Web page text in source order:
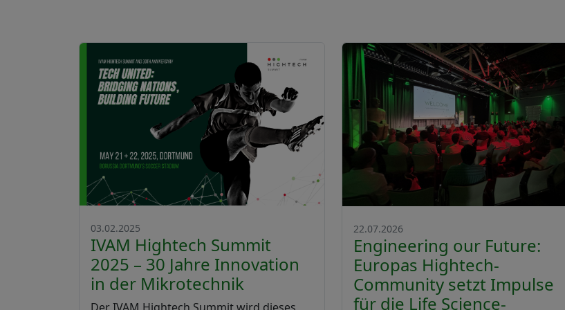
03.02.2025
IVAM Hightech Summit
2025 – 30 Jahre Innovation
in der Mikrotechnik
22.07.2026
Engineering our Future:
Europas Hightech-
Community setzt Impulse
für die Life Science-